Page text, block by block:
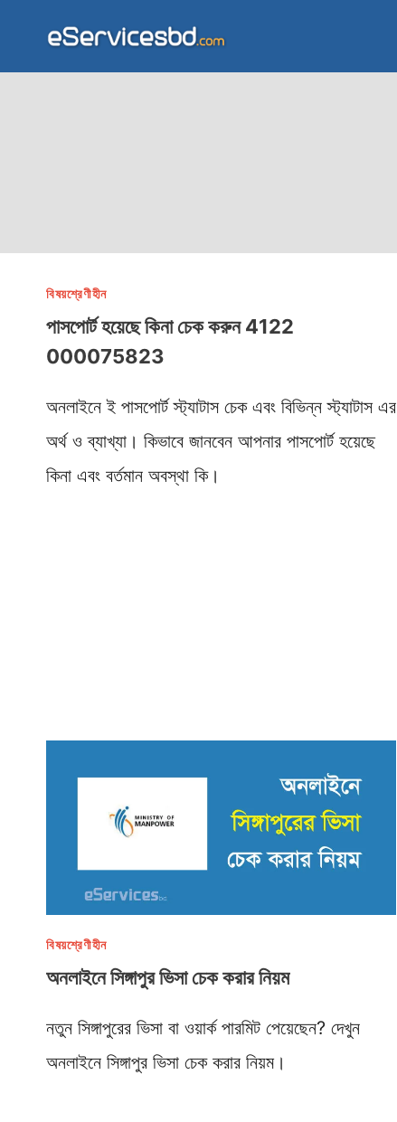
বিষয়শ্রেণীহীন
পাসপোর্ট হয়েছে কিনা চেক করুন 4122
000075823
অনলাইনে ই পাসপোর্ট স্ট্যাটাস চেক এবং বিভিন্ন স্ট্যাটাস এর
অর্থ ও ব্যাখ্যা। কিভাবে জানবেন আপনার পাসপোর্ট হয়েছে
কিনা এবং বর্তমান অবস্থা কি।
বিষয়শ্রেণীহীন
অনলাইনে সিঙ্গাপুর ভিসা চেক করার নিয়ম
নতুন সিঙ্গাপুরের ভিসা বা ওয়ার্ক পারমিট পেয়েছেন? দেখুন
অনলাইনে সিঙ্গাপুর ভিসা চেক করার নিয়ম।